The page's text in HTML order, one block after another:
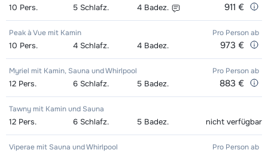
10 Pers. 5 Schlafz. 4 Badez. 911 €
Peak à Vue mit Kamin Pro Personab
10 Pers. 4 Schlafz. 4 Badez. 973 €
Myriel mit Kamin, Sauna und Whirlpool Pro Personab
12 Pers. 6 Schlafz. 5 Badez. 883 €
Tawny mit Kamin und Sauna
12 Pers. 6 Schlafz. 5 Badez. nicht verfügbar
Viperae mit Sauna und Whirlpool Pro Personab